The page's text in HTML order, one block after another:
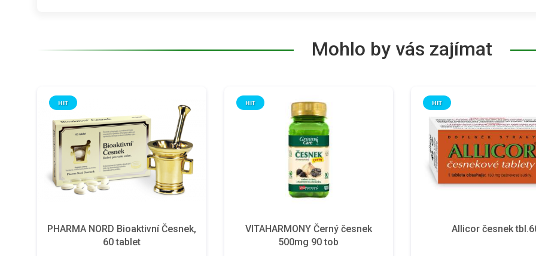
Mohlo by vás zajímat
PHARMA NORD Bioaktivní Česnek,
60 tablet
HIT
VITAHARMONY Černý česnek
500mg 90 tob
HIT
Allicor česnek
HIT